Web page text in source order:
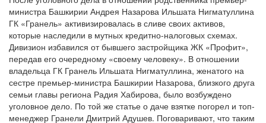
министра Башкирии Андрея Назарова Ильшата Нигматуллина
ГК «Гранель» активизировалась в сливе своих активов,
которые наследили в мутных кредитно-налоговых схемах.
Дивизион избавился от бывшего застройщика ЖК «Профит»,
передав его очередному «своему человеку». В отношении
владельца ГК Гранель Ильшата Нигматуллина, женатого на
сестре премьер-министра Башкирии Назарова, близкого друга
семьи главы региона Радия Хабирова, было возбуждено
уголовное дело. По той же статье о даче взятке погорел и топ-
менеджер Гранели Дмитрий Адушев. Поговаривают, что таким